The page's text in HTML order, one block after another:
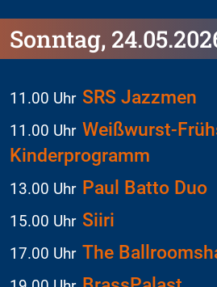
Sonntag,
11.00 Uhr SRS Jazzmen
11.00 Uhr Weißwurst-
Kinderprogramm
13.00 Uhr Paul Batto Duo
15.00 Uhr Siiri
17.00 Uhr The